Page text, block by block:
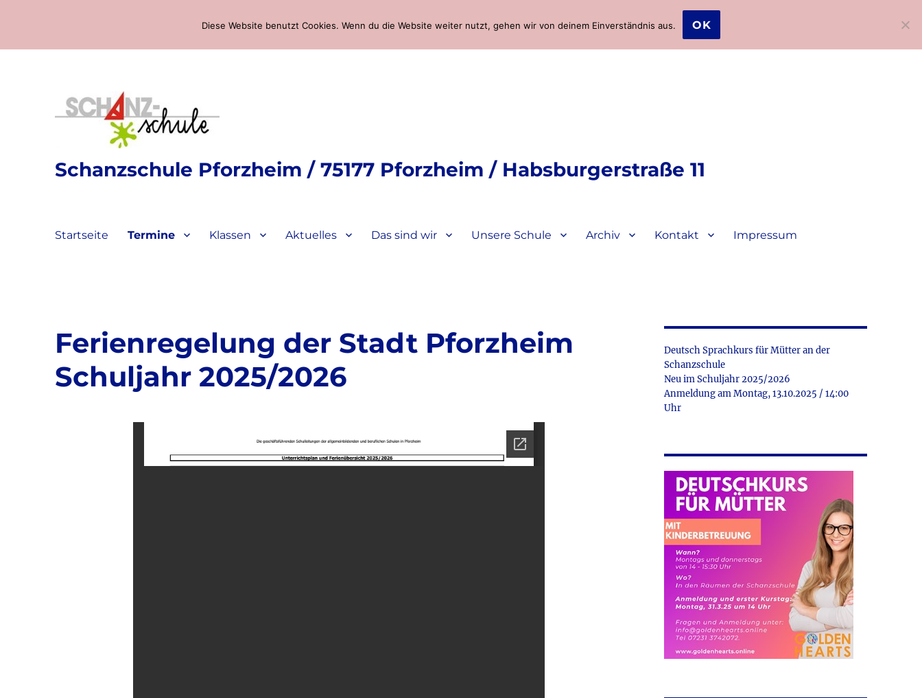
Schanzschule Pforzheim / 75177 Pforzheim / Habsburgerstraße 11
Startseite Termine Klassen Aktuelles Das sind wir Unsere Schule Archiv Kontakt Impressum
Ferienregelung der Stadt Pforzheim
Schuljahr 2025/2026
Deutsch Sprachkurs für Mütter an der
Schanzschule
Neu im Schuljahr 2025/2026
Anmeldung am Montag, 13.10.2025 / 14:00
Uhr
Diese Website benutzt Cookies. Wenn du die Website weiter nutzt, gehen wir von deinem Einverständnis aus. OK